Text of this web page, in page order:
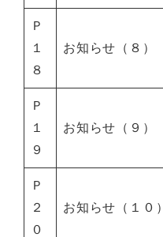
Ｐ
１
８
お知らせ（８）
Ｐ
１
９
お知らせ（９）
Ｐ
２
０
お知らせ（１０）